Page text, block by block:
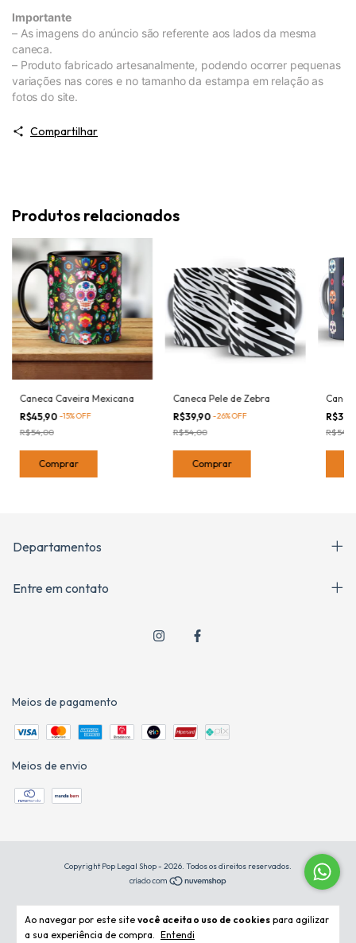
Ao navegar por este site você aceita o uso de cookies para agilizar
a sua experiência de compra. Entendi
Importante
– As imagens do anúncio são referente aos lados da mesma
caneca.
– Produto fabricado artesanalmente, podendo ocorrer pequenas
variações nas cores e no tamanho da estampa em relação as
fotos do site.
Compartilhar
Produtos relacionados
Caneca Caveira Mexicana
R$45,90 -15%OFF
R$54,00
Comprar
Caneca Pele de Zebra
R$39,90 -26%OFF
R$54,00
Comprar
Departamentos
Entre em contato
Meios de pagamento
Meios de envio
Copyright Pop Legal Shop - 2026. Todos os direitos reservados.